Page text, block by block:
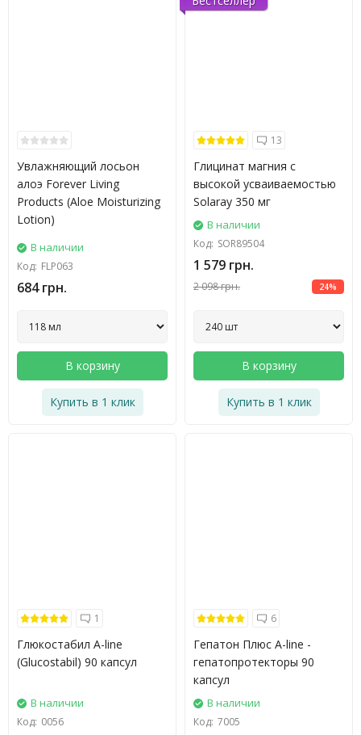
Увлажняющий лосьон
алоэ Forever Living
Products (Aloe Moisturizing
Lotion)
В наличии
Код: FLP063
684 грн.
В корзину
Купить в 1 клик
13
Глицинат магния с
высокой усваиваемостью
Solaray 350 мг
В наличии
Код: SOR89504
1 579 грн.
2 098 грн. 24%
В корзину
Купить в 1 клик
1
Глюкостабил A-line
(Glucostabil) 90 капсул
В наличии
Код: 0056
6
Гепатон Плюс A-line -
гепатопротекторы 90
капсул
В наличии
Код: 7005